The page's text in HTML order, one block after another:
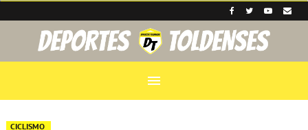
menu
CICLISMO